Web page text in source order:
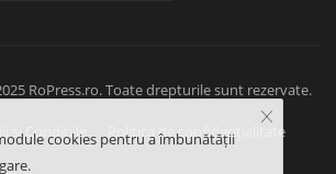
RoPress.ro. Toate drepturile sunt rezervate.
și Condițiile Politica de confidențialitate
cookies pentru a îmbunătății